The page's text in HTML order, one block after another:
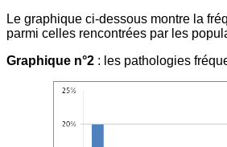
Le graphique ci-dessous montre la
parmi celles rencontrées par les
Graphique n°2 : les pathologies